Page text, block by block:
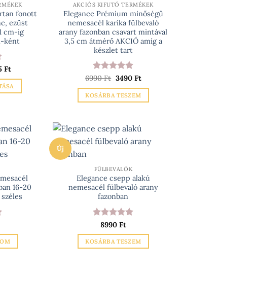
fonott
ezüst
cm-ig
ként
FtÁrtartomány:
-
3745 Ft
AKCIÓS KIFUTÓ TERMÉKEK
Elegance Prémium minőségű
nemesacél karika fülbevaló
arany fazonban csavart mintával
3,5 cm átmérő AKCIÓ amíg a
készlet tart
Értékelés:5
6990Ft Original
was:
6990 Ft.
3490 FtCurrent
is:
3490 Ft.
KOSÁRBA TESZEM
16-20
Új
FÜLBEVALÓK
Elegance csepp alakú
nemesacél fülbevaló arany
fazonban
Értékelés:
8990 Ft
KOSÁRBA TESZEM